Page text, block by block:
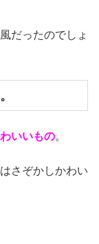
だったのでしょ
いいもの。
さぞかしかわい